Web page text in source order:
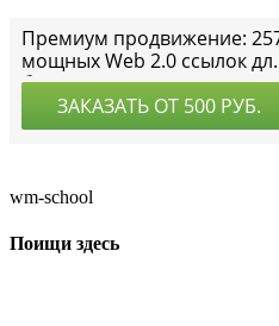
wm-school
Поищи здесь